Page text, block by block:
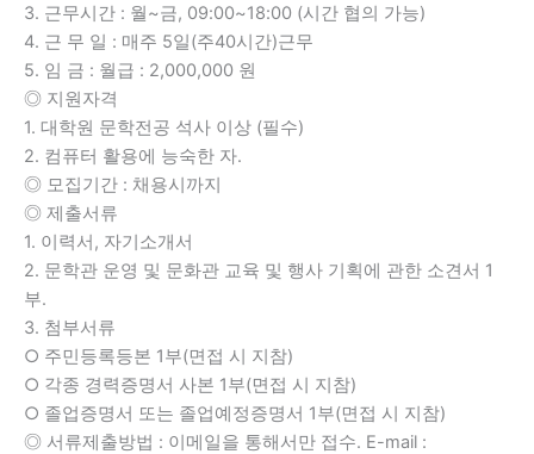
3. 근무시간 : 월~금, 09:00~18:00 (시간 협의 가능)
4. 근 무 일 : 매주 5일(주40시간)근무
5. 임 금 : 월급 : 2,000,000 원
◎ 지원자격
1. 대학원 문학전공 석사 이상 (필수)
2. 컴퓨터 활용에 능숙한 자.
◎ 모집기간 : 채용시까지
◎ 제출서류
1. 이력서, 자기소개서
2. 문학관 운영 및 문화관 교육 및 행사 기획에 관한 소견서 1
부.
3. 첨부서류
○ 주민등록등본 1부(면접 시 지참)
○ 각종 경력증명서 사본 1부(면접 시 지참)
○ 졸업증명서 또는 졸업예정증명서 1부(면접 시 지참)
◎ 서류제출방법 : 이메일을 통해서만 접수. E-mail :